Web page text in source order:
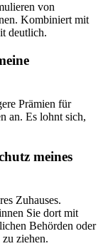
von
Kombiniert mit
deutlich.
Prämien für
an. Es lohnt sich,
meines
Zuhauses.
Sie dort mit
Behörden oder
ziehen.